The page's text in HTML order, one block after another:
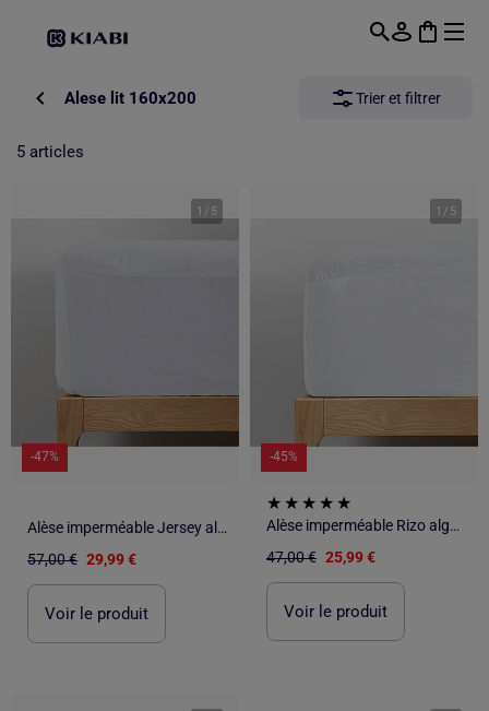
Alese lit 160x200 Trier et filtrer
5 articles
1 / 5
-47%
Alèse imperméable Jersey algodón "Happyfriday
57,00 € 29,99 €
Voir le produit
1 / 5
-45%
Alèse imperméable Rizo algodón "Happyfriday
47,00 € 25,99 €
Voir le produit